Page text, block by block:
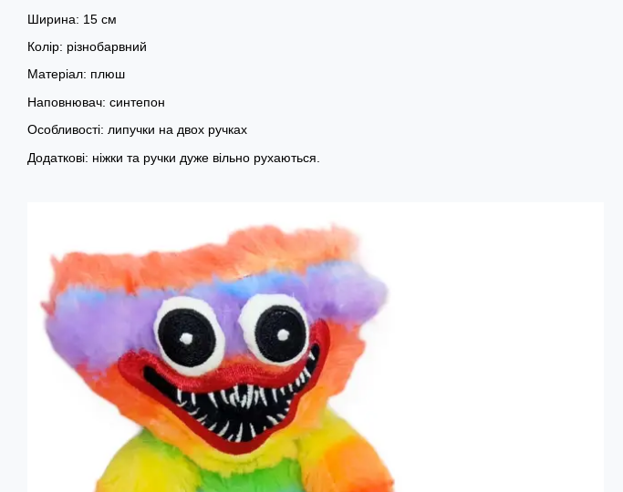
Ширина: 15 см
Колір: різнобарвний
Матеріал: плюш
Наповнювач: синтепон
Особливості: липучки на двох ручках
Додаткові: ніжки та ручки дуже вільно рухаються.